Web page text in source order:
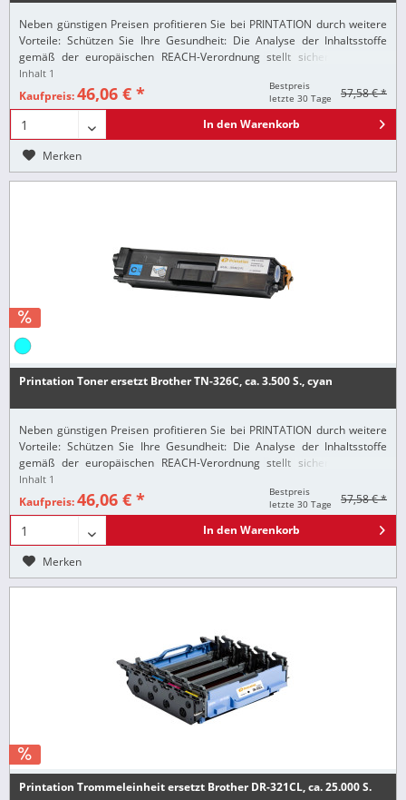
Neben günstigen Preisen profitieren Sie bei PRINTATION durch weitere
Vorteile: Schützen Sie Ihre Gesundheit: Die Analyse der Inhaltsstoffe
gemäß der europäischen REACH-Verordnung stellt sicher, dass alle
Printation-Produkte nur...
Inhalt 1
Kaufpreis:46,06 € * 57,58 € *
Bestpreis
letzte 30 Tage
In den Warenkorb
Merken
Printation Toner ersetzt Brother TN-326C, ca. 3.500 S., cyan
Neben günstigen Preisen profitieren Sie bei PRINTATION durch weitere
Vorteile: Schützen Sie Ihre Gesundheit: Die Analyse der Inhaltsstoffe
gemäß der europäischen REACH-Verordnung stellt sicher, dass alle
Printation-Produkte nur...
Inhalt 1
Kaufpreis:46,06 € * 57,58 € *
Bestpreis
letzte 30 Tage
In den Warenkorb
Merken
Printation Trommeleinheit ersetzt Brother DR-321CL, ca. 25.000 S.